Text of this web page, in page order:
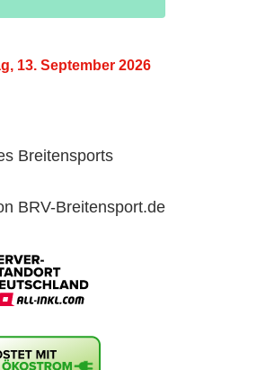
13. September 2026
Breitensports
BRV-Breitensport.de